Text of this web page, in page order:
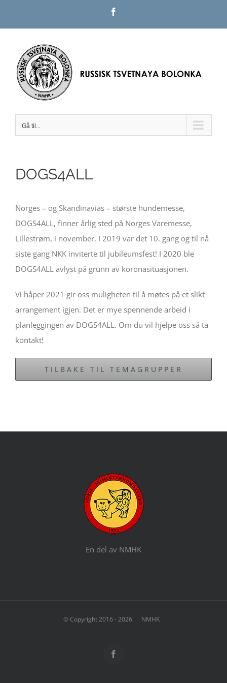
Gå til...
DOGS4ALL
Norges – og Skandinavias – største hundemesse,
DOGS4ALL, finner årlig sted på Norges Varemesse,
Lillestrøm, i november. I 2019 var det 10. gang og til nå
siste gang NKK inviterte til jubileumsfest! I 2020 ble
DOGS4ALL avlyst på grunn av koronasituasjonen.
Vi håper 2021 gir oss muligheten til å møtes på et slikt
arrangement igjen. Det er mye spennende arbeid i
planleggingen av DOGS4ALL. Om du vil hjelpe oss så ta
kontakt!
TILBAKE TIL TEMAGRUPPER
En del av NMHK
© Copyright 2016 -2026 NMHK
Facebook